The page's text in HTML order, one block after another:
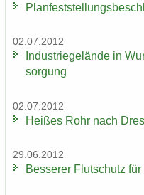
02.07.2012
In­dus­trie­ge­län­de in
sor­gung
02.07.2012
Hei­ßes Rohr nach
29.06.2012
Bes­se­rer Flut­schutz